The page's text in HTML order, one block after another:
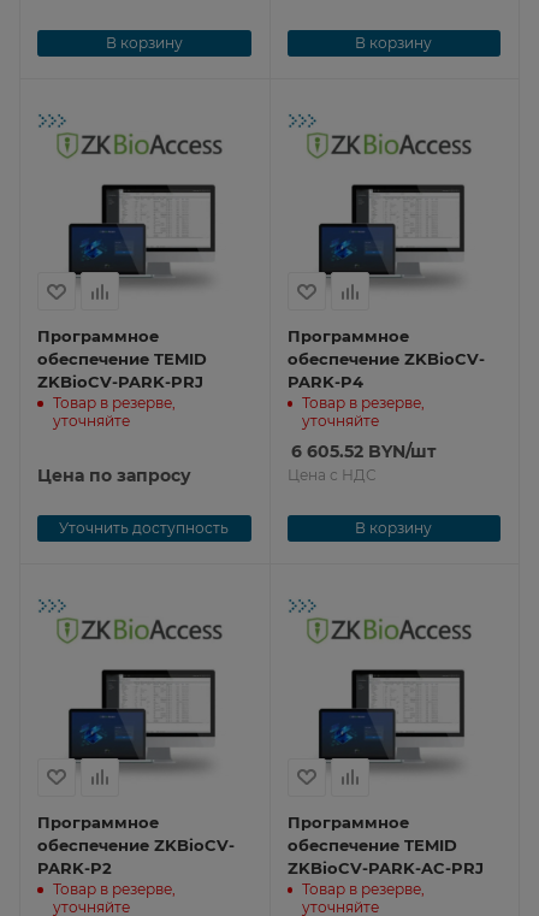
В корзину В корзину
Программное
обеспечение TEMID
ZKBioCV-PARK-PRJ
Товар в резерве,
уточняйте
Цена по запросу
Уточнить доступность
Программное
обеспечение ZKBioCV-
PARK-P4
Товар в резерве,
уточняйте
6 605.52BYN/шт
Цена с НДС
В корзину
Программное
обеспечение ZKBioCV-
PARK-P2
Товар в резерве,
уточняйте
Программное
обеспечение TEMID
ZKBioCV-PARK-AC-PRJ
Товар в резерве,
уточняйте